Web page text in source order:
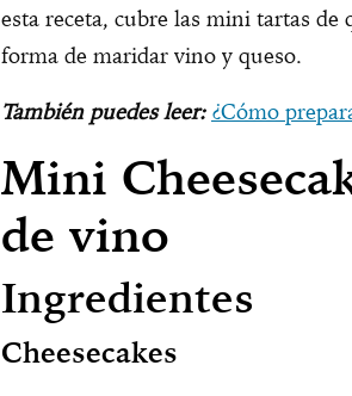
esta receta, cubre las mini tartas de
forma de maridar vino y queso.
También puedes leer: ¿Cómo
Mini
de vino
Ingredientes
Cheesecakes